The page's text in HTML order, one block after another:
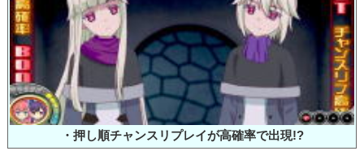
・押し順チャンスリプレイが高確率で出現!?